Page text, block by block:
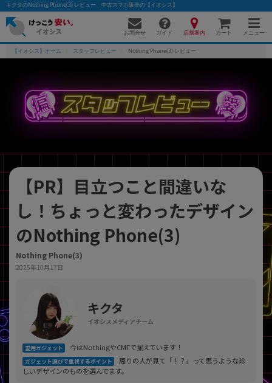
キクタのNothing Phone(3) レビュー 中古スマホ販売の【イオシス】
お問合せ ガイド 店舗案内 カート メニュー
【イオシス】ホーム スタッフレビュー Nothing Phone(3) レビュー
【PR】目立つこと間違いな
し！ちょっと変わったデザイン
のNothing Phone(3)
Nothing Phone(3)
2025年10月17日
キクタ
イオシスメディアチーム
愛用ガジェット 今はNothingやCMFで揃えています！
ガジェット選びで重視するポイント 周りの人が見て「！？」って思うような珍
しいデザインのものを選んでます。
かんたんパソコン検索に切り替える
除外ワード
人気の検索ワード： Let's note EliteBookMacBook
カテゴリー
商品ジャンルの絞り込み
「スマートフォン」「タブレット」など
シリーズ
商品シリーズ名・ブランド名の絞り込み。
メーカー
製造、販売メーカーの絞り込み
「Apple」「SONY」「SHARP」など
機能・特徴
商品の搭載機能による絞り込み
「5G対応」「防水」「ワンセグ」など